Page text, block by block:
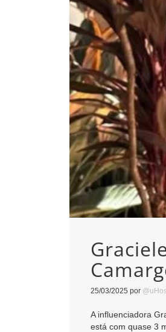
25/03/2025 por
A influenciadora
está com quase 3